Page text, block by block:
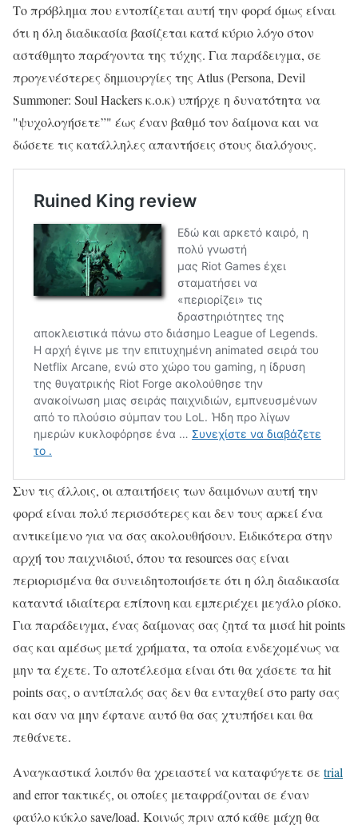
Το πρόβλημα που εντοπίζεται αυτή την φορά όμως είναι
ότι η όλη διαδικασία βασίζεται κατά κύριο λόγο στον
αστάθμητο παράγοντα της τύχης. Για παράδειγμα, σε
προγενέστερες δημιουργίες της Atlus (Persona, Devil
Summoner: Soul Hackers κ.ο.κ) υπήρχε η δυνατότητα να
"ψυχολογήσετε”" έως έναν βαθμό τον δαίμονα και να
δώσετε τις κατάλληλες απαντήσεις στους διαλόγους.
Συν τις άλλοις, οι απαιτήσεις των δαιμόνων αυτή την
φορά είναι πολύ περισσότερες και δεν τους αρκεί ένα
αντικείμενο για να σας ακολουθήσουν. Ειδικότερα στην
αρχή του παιχνιδιού, όπου τα resources σας είναι
περιορισμένα θα συνειδητοποιήσετε ότι η όλη διαδικασία
καταντά ιδιαίτερα επίπονη και εμπεριέχει μεγάλο ρίσκο.
Για παράδειγμα, ένας δαίμονας σας ζητά τα μισά hit points
σας και αμέσως μετά χρήματα, τα οποία ενδεχομένως να
μην τα έχετε. Το αποτέλεσμα είναι ότι θα χάσετε τα hit
points σας, ο αντίπαλός σας δεν θα ενταχθεί στο party σας
και σαν να μην έφτανε αυτό θα σας χτυπήσει και θα
πεθάνετε.
Αναγκαστικά λοιπόν θα χρειαστεί να καταφύγετε σε trial
and error τακτικές, οι οποίες μεταφράζονται σε έναν
φαύλο κύκλο save/load. Κοινώς πριν από κάθε μάχη θα